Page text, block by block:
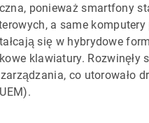
ponieważ smartfony
a same
się w hybrydowe
klawiatury. Rozwinęły
co utorowało